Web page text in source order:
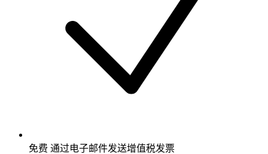
免费 通过电子邮件发送增值税发票